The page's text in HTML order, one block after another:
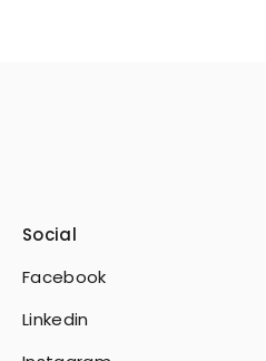
Social
Facebook
Linkedin